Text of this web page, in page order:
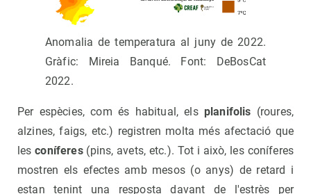
Anomalia de temperatura al juny de 2022.
Gràfic: Mireia Banqué. Font: DeBosCat
2022.
Per espècies, com és habitual, els planifolis (roures,
alzines, faigs, etc.) registren molta més afectació que
lesconíferes(pins, avets, etc.). Tot i això, les coníferes
mostren els efectes amb mesos (o anys) de retard i
estan tenint una resposta davant de l'estrès per